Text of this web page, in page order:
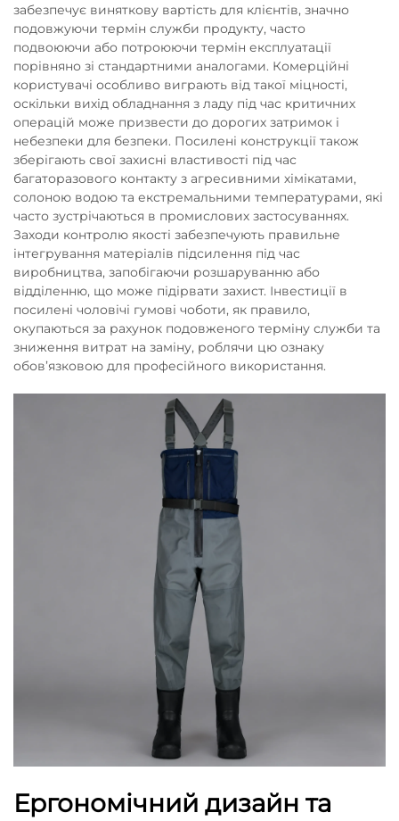
забезпечує виняткову вартість для клієнтів, значно
подовжуючи термін служби продукту, часто
подвоюючи або потроюючи термін експлуатації
порівняно зі стандартними аналогами. Комерційні
користувачі особливо виграють від такої міцності,
оскільки вихід обладнання з ладу під час критичних
операцій може призвести до дорогих затримок і
небезпеки для безпеки. Посилені конструкції також
зберігають свої захисні властивості під час
багаторазового контакту з агресивними хімікатами,
солоною водою та екстремальними температурами, які
часто зустрічаються в промислових застосуваннях.
Заходи контролю якості забезпечують правильне
інтегрування матеріалів підсилення під час
виробництва, запобігаючи розшаруванню або
відділенню, що може підірвати захист. Інвестиції в
посилені чоловічі гумові чоботи, як правило,
окупаються за рахунок подовженого терміну служби та
зниження витрат на заміну, роблячи цю ознаку
обов’язковою для професійного використання.
Ергономічний дизайн та